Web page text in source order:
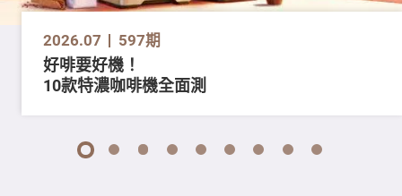
2026.07 597期
好啡要好機！
10款特濃咖啡機全面測
1 2 3 4 5 6 7 8 9